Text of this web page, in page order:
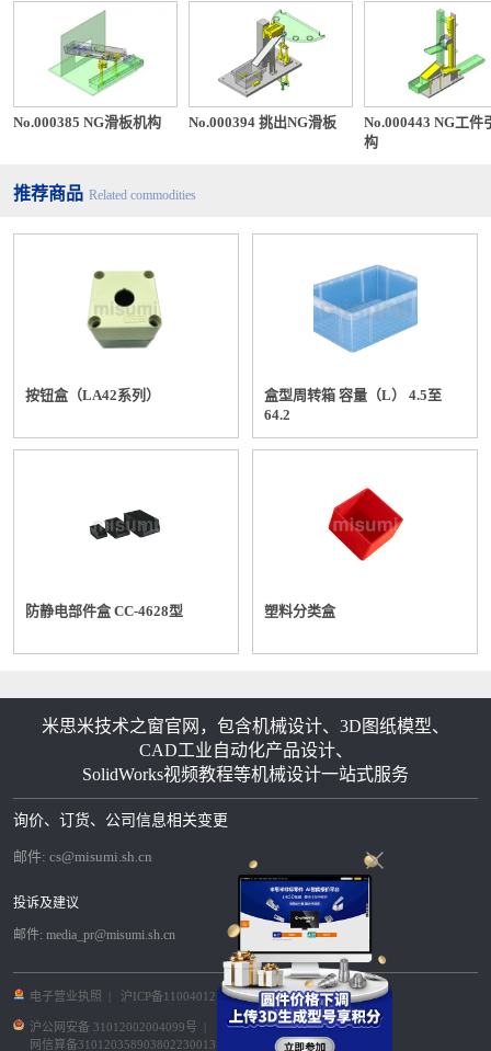
No.000385 NG滑板机构 No.000394 挑出NG滑板
No.000443 NG工件
构
推荐商品 Related commodities
按钮盒（LA42系列）
盒型周转箱 容量（L） 4.5至
64.2
防静电部件盒 CC-4628型 塑料分类盒
米思米技术之窗官网，包含机械设计、3D图纸模型、
CAD工业自动化产品设计、
SolidWorks视频教程等机械设计一站式服务
询价、订货、公司信息相关变更
邮件: cs@misumi.sh.cn
投诉及建议
邮件: media_pr@misumi.sh.cn
电子营业执照 沪ICP备11004012号-8|
沪公网安备 31012002004099号
网信算备310120358903802230013号